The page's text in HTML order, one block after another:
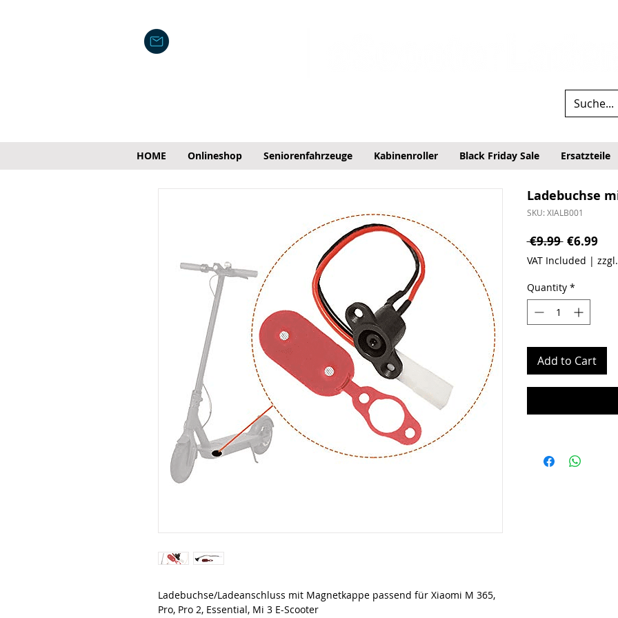
HOME Onlineshop Seniorenfahrzeuge Kabinenroller Black Friday Sale Ersatzteile
Ladebuchse/Ladeanschluss mit Magnetkappe passend für Xiaomi M 365,
Pro, Pro 2, Essential, Mi 3 E-Scooter
Ladebuchse
SKU: XIALB001
€9.99 Regular
€6.99
VAT Included |
Quantity *
Add to Cart